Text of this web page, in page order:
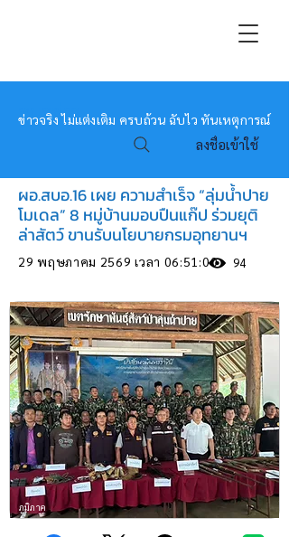
หมอข่าว
ข่าวจริง ไม่แต่งเติม ครบถ้วน ฉับไว ทันเหตุการณ์
ลงชื่อเข้าใช้
ผอ.สบอ.16 เผย ความสำเร็จ “ลุ่มน้ำปาย
โมเดล” 8 หมู่บ้านมอบปืนแก๊ป ร่วมยุติ
ล่าสัตว์ ขานรับนโยบายกรมอุทยานฯ
29 พฤษภาคม 2569 เวลา 06:51:00 94
ภูมิภาค